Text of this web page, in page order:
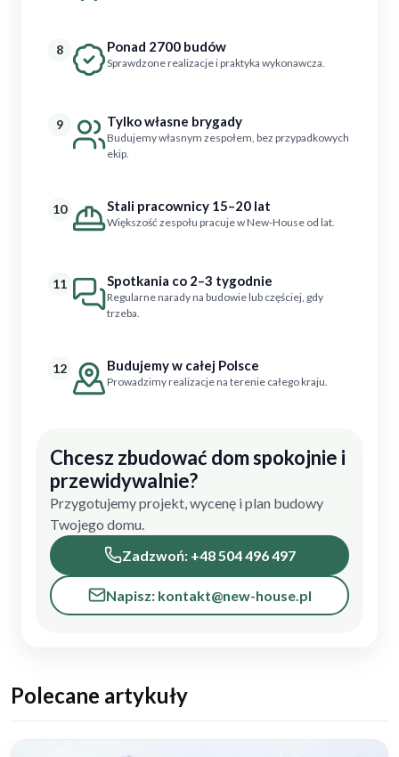
8 Ponad 2700 budów
Sprawdzone realizacje i praktyka wykonawcza.
9 Tylko własne brygady
Budujemy własnym zespołem, bez przypadkowych
ekip.
10 Stali pracownicy 15–20 lat
Większość zespołu pracuje w New-House od lat.
11 Spotkania co 2–3 tygodnie
Regularne narady na budowie lub częściej, gdy
trzeba.
12 Budujemy w całej Polsce
Prowadzimy realizacje na terenie całego kraju.
Chcesz zbudować dom spokojnie i
przewidywalnie?
Przygotujemy projekt, wycenę i plan budowy
Twojego domu.
Zadzwoń: +48 504 496 497
Napisz: kontakt@new-house.pl
Polecane artykuły